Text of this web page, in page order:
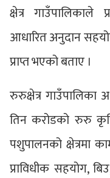
क्षेत्र गाउँपालिकाले
आधारित अनुदान
प्राप्त भएको बताए ।
रुरुक्षेत्र
तिन करोडको रुरु
पशुपालनको क्षेत्रमा
प्राविधीक सहयोग,